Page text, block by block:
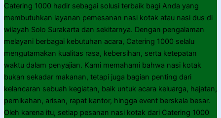
Catering 1000 hadir sebagai solusi terbaik bagi Anda yang
membutuhkan layanan pemesanan nasi kotak atau nasi dus di
wilayah Solo Surakarta dan sekitarnya. Dengan pengalaman
melayani berbagai kebutuhan acara, Catering 1000 selalu
mengutamakan kualitas rasa, kebersihan, serta ketepatan
waktu dalam penyajian. Kami memahami bahwa nasi kotak
bukan sekadar makanan, tetapi juga bagian penting dari
kelancaran sebuah kegiatan, baik untuk acara keluarga, hajatan,
pernikahan, arisan, rapat kantor, hingga event berskala besar.
Oleh karena itu, setiap pesanan nasi kotak dari Catering 1000